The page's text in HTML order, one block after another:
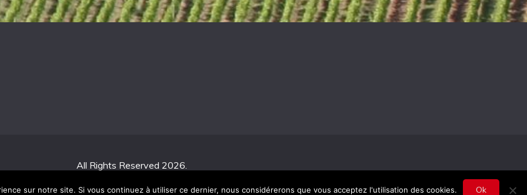
All Rights Reserved 2026.
sur notre site. Si vous continuez à utiliser ce dernier, nous considérerons que vous acceptez l'utilisation des cookies. Ok